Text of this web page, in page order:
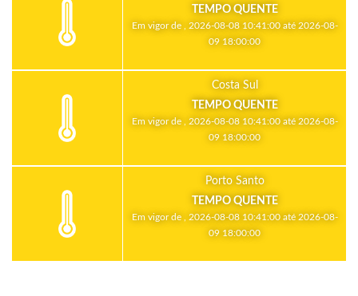
TEMPO QUENTE
Em vigor de , 2026-08-08 10:41:00 até 2026-08-
09 18:00:00
Costa Sul
TEMPO QUENTE
Em vigor de , 2026-08-08 10:41:00 até 2026-08-
09 18:00:00
Porto Santo
TEMPO QUENTE
Em vigor de , 2026-08-08 10:41:00 até 2026-08-
09 18:00:00